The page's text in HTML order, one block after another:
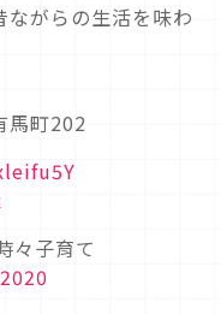
がらの生活を味わ
馬町202
々子育て